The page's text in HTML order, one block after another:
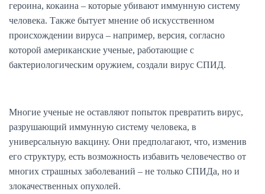
героина, кокаина – которые убивают иммунную систему
человека. Также бытует мнение об искусственном
происхождении вируса – например, версия, согласно
которой американские ученые, работающие с
бактериологическим оружием, создали вирус СПИД.
Многие ученые не оставляют попыток превратить вирус,
разрушающий иммунную систему человека, в
универсальную вакцину. Они предполагают, что, изменив
его структуру, есть возможность избавить человечество от
многих страшных заболеваний – не только СПИДа, но и
злокачественных опухолей.